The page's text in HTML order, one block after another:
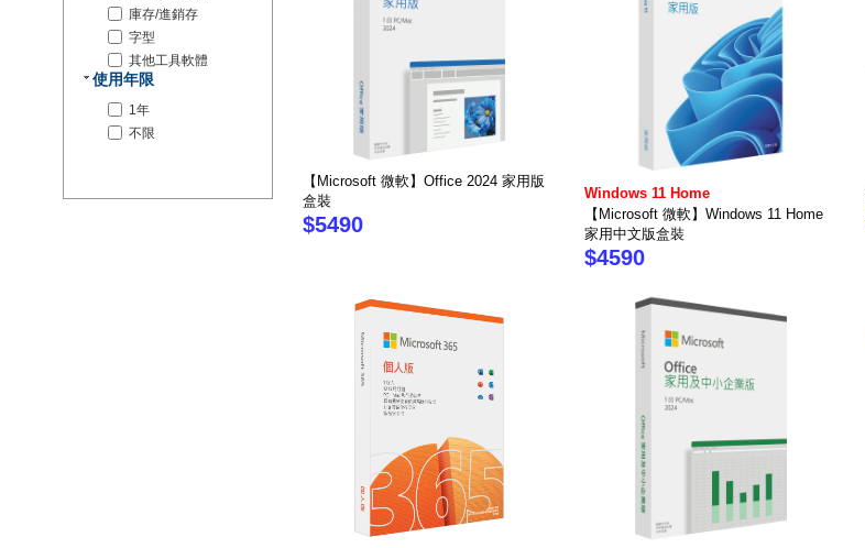
【Microsoft 微軟】Office 2024 家用版
盒裝
$5490
Windows 11 Home
【Microsoft 微軟】Windows 11 Home
家用中文版盒裝
$4590
庫存/進銷存
字型
其他工具軟體
使用年限
1年
不限